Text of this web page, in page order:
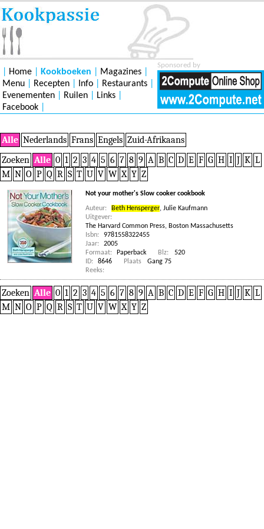
Sponsored by
Home Kookboeken Magazines
Menu
Recepten Info Restaurants
Evenementen
Ruilen Links
Facebook
Alle Nederlands Frans Engels Zuid-Afrikaans
Zoeken Alle 0 1 2 3 4 5 6 7 8 9 A B C D E F G H I J K L
M N O P Q R S T U V W X Y Z
Not your mother's Slow cooker cookbook
Auteur: Beth Hensperger, Julie Kaufmann
Uitgever:
The Harvard Common Press, Boston Massachusetts
Isbn:
9781558322455
Jaar:
2005
Formaat:
Paperback Blz:
520
ID:
8646 Plaats
Gang 75
Reeks:
Zoeken Alle 0 1 2 3 4 5 6 7 8 9 A B C D E F G H I J K L
M N O P Q R S T U V W X Y Z